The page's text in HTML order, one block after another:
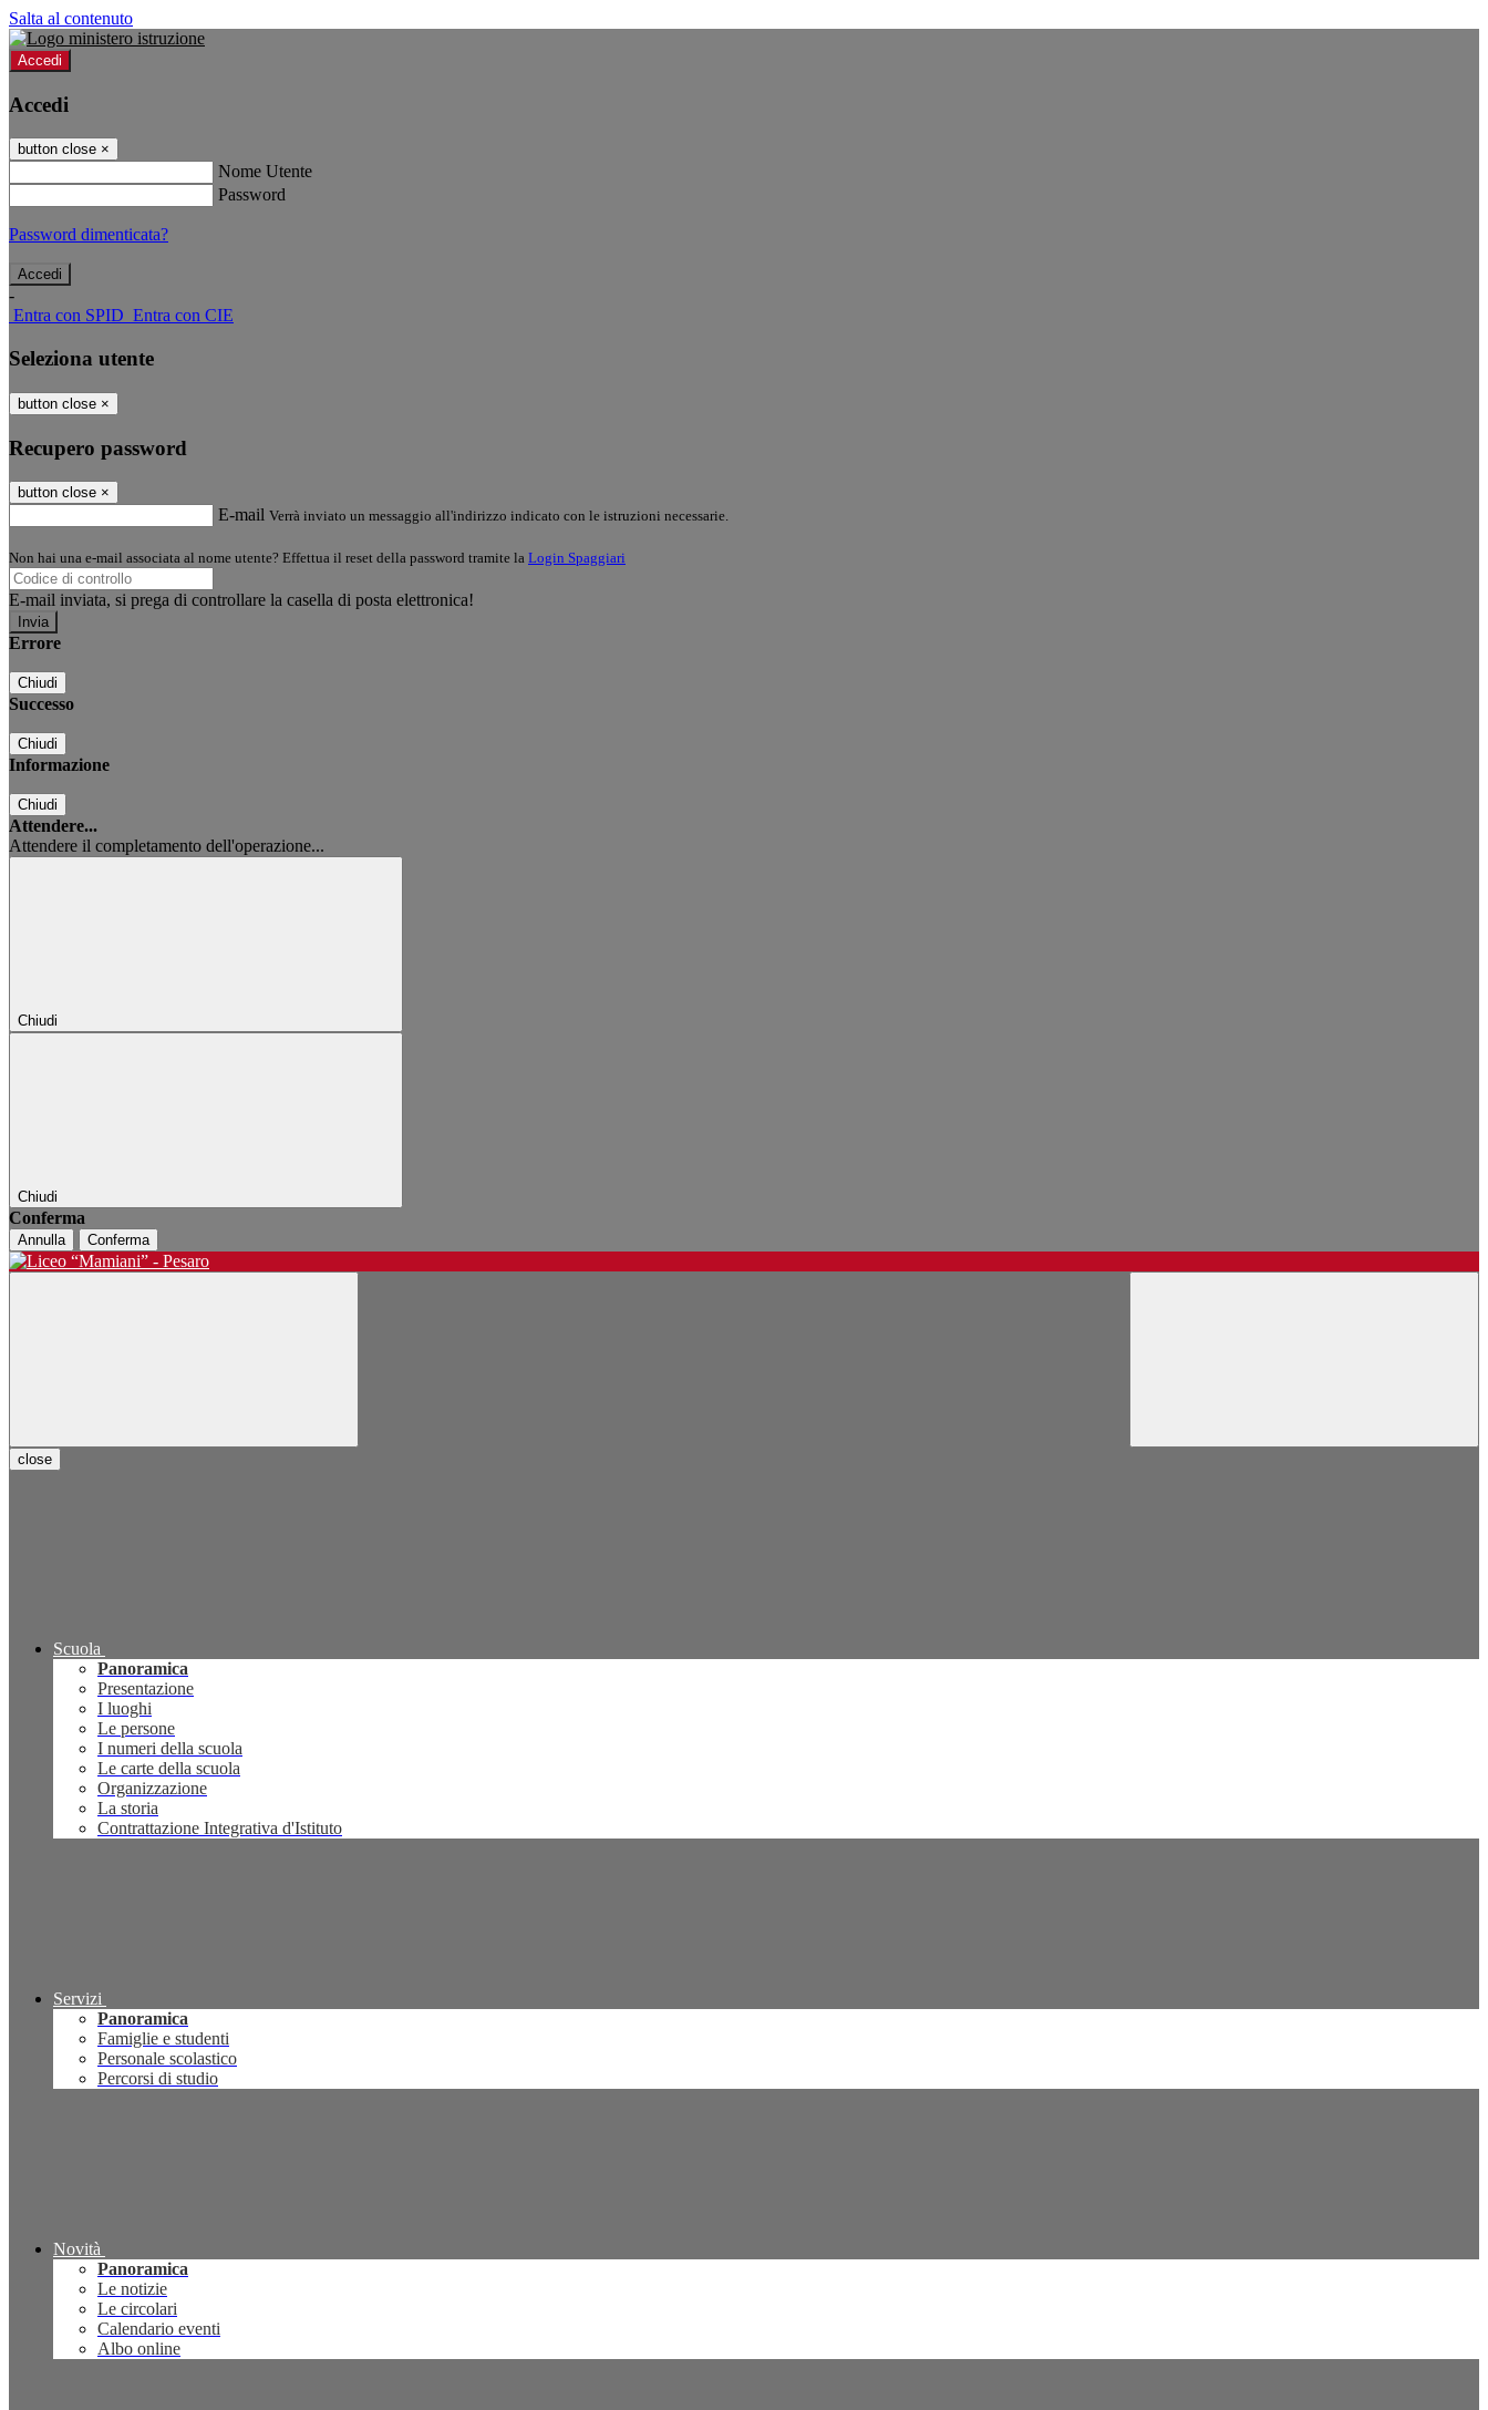
Salta al contenuto
Accedi
Accedi
button close ×
Nome Utente
Password
Password dimenticata?
-
Entra con SPID Entra con CIE
Seleziona utente
button close ×
Recupero password
button close ×
E-mail Verrà inviato un messaggio all'indirizzo indicato con le istruzioni necessarie.
Non hai una e-mail associata al nome utente? Effettua il reset della password tramite la Login Spaggiari
E-mail inviata, si prega di controllare la casella di posta elettronica!
Errore
Chiudi
Successo
Chiudi
Informazione
Chiudi
Attendere...
Attendere il completamento dell'operazione...
Chiudi
Chiudi
Conferma
Annulla Conferma
close
Scuola
Panoramica
Presentazione
I luoghi
Le persone
I numeri della scuola
Le carte della scuola
Organizzazione
La storia
Contrattazione Integrativa d'Istituto
Servizi
Panoramica
Famiglie e studenti
Personale scolastico
Percorsi di studio
Novità
Panoramica
Le notizie
Le circolari
Calendario eventi
Albo online